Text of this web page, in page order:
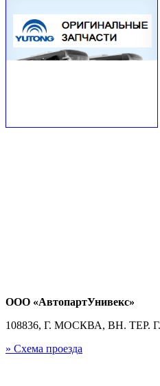
ООО «АвтопартУнивекс»
108836, Г. МОСКВА, ВН.
» Схема проезда